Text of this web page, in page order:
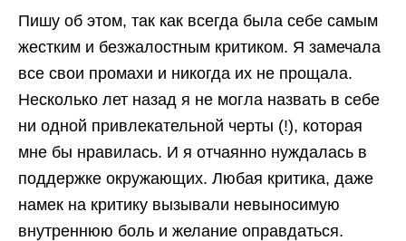
Пишу об этом, так как всегда была себе самым
жестким и безжалостным критиком. Я замечала
все свои промахи и никогда их не прощала.
Несколько лет назад я не могла назвать в себе
ни одной привлекательной черты (!), которая
мне бы нравилась. И я отчаянно нуждалась в
поддержке окружающих. Любая критика, даже
намек на критику вызывали невыносимую
внутреннюю боль и желание оправдаться.